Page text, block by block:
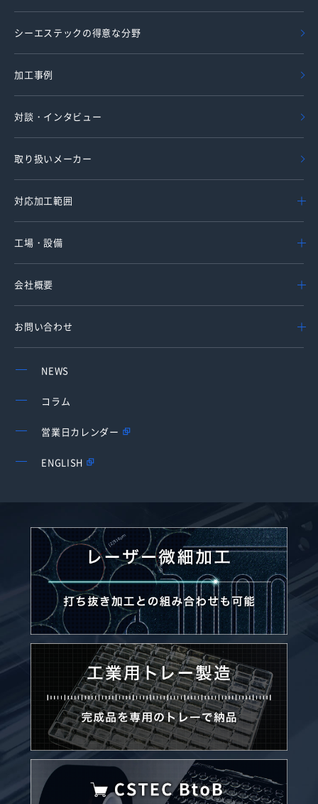
シーエステックの得意な分野
加工事例
対談・インタビュー
取り扱いメーカー
対応加工範囲
工場・設備
会社概要
お問い合わせ
NEWS
コラム
営業日カレンダー
ENGLISH